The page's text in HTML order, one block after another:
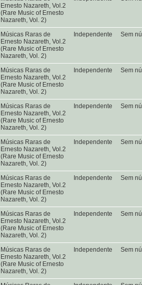
Ernesto Nazareth, Vol.2
(Rare Music of Ernesto
Nazareth, Vol. 2)
Músicas Raras de
Ernesto Nazareth, Vol.2
(Rare Music of Ernesto
Nazareth, Vol. 2)
Independente Sem
Músicas Raras de
Ernesto Nazareth, Vol.2
(Rare Music of Ernesto
Nazareth, Vol. 2)
Independente Sem
Músicas Raras de
Ernesto Nazareth, Vol.2
(Rare Music of Ernesto
Nazareth, Vol. 2)
Independente Sem
Músicas Raras de
Ernesto Nazareth, Vol.2
(Rare Music of Ernesto
Nazareth, Vol. 2)
Independente Sem
Músicas Raras de
Ernesto Nazareth, Vol.2
(Rare Music of Ernesto
Nazareth, Vol. 2)
Independente Sem
Músicas Raras de
Ernesto Nazareth, Vol.2
(Rare Music of Ernesto
Nazareth, Vol. 2)
Independente Sem
Músicas Raras de
Ernesto Nazareth, Vol.2
(Rare Music of Ernesto
Nazareth, Vol. 2)
Independente Sem